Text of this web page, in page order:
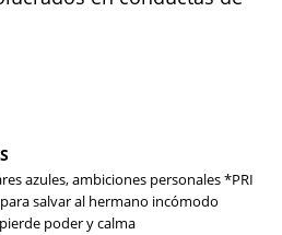
azules, ambiciones personales *PRI
salvar al hermano incómodo
poder y calma